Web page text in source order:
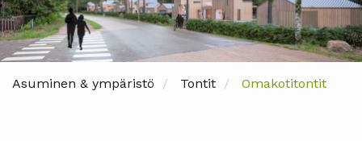
Asuminen & ympäristö Tontit Omakotitontit